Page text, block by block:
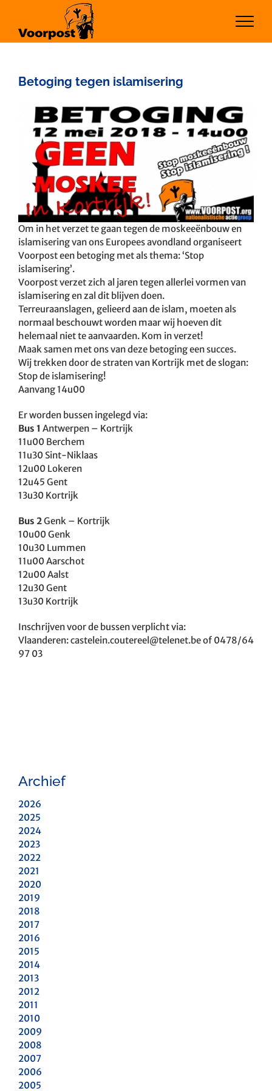
inhoud
Betoging tegen islamisering
Bekijk
grotere
afbeelding
Om in het verzet te gaan tegen de moskeeënbouw en
islamisering van ons Europees avondland organiseert
Voorpost een betoging met als thema: ‘Stop
islamisering’.
Voorpost verzet zich al jaren tegen allerlei vormen van
islamisering en zal dit blijven doen.
Terreuraanslagen, gelieerd aan de islam, moeten als
normaal beschouwt worden maar wij hoeven dit
helemaal niet te aanvaarden. Kom in verzet!
Maak samen met ons van deze betoging een succes.
Wij trekken door de straten van Kortrijk met de slogan:
Stop de islamisering!
Aanvang 14u00
Er worden bussen ingelegd via:
Bus 1 Antwerpen – Kortrijk
11u00 Berchem
11u30 Sint-Niklaas
12u00 Lokeren
12u45 Gent
13u30 Kortrijk
Bus 2Genk – Kortrijk
10u00 Genk
10u30 Lummen
11u00 Aarschot
12u00 Aalst
12u30 Gent
13u30 Kortrijk
Inschrijven voor de bussen verplicht via:
Vlaanderen:castelein.coutereel@telenet.beof 0478/64
97 03
Archief
2026
2025
2024
2023
2022
2021
2020
2019
2018
2017
2016
2015
2014
2013
2012
2011
2010
2009
2008
2007
2006
2005